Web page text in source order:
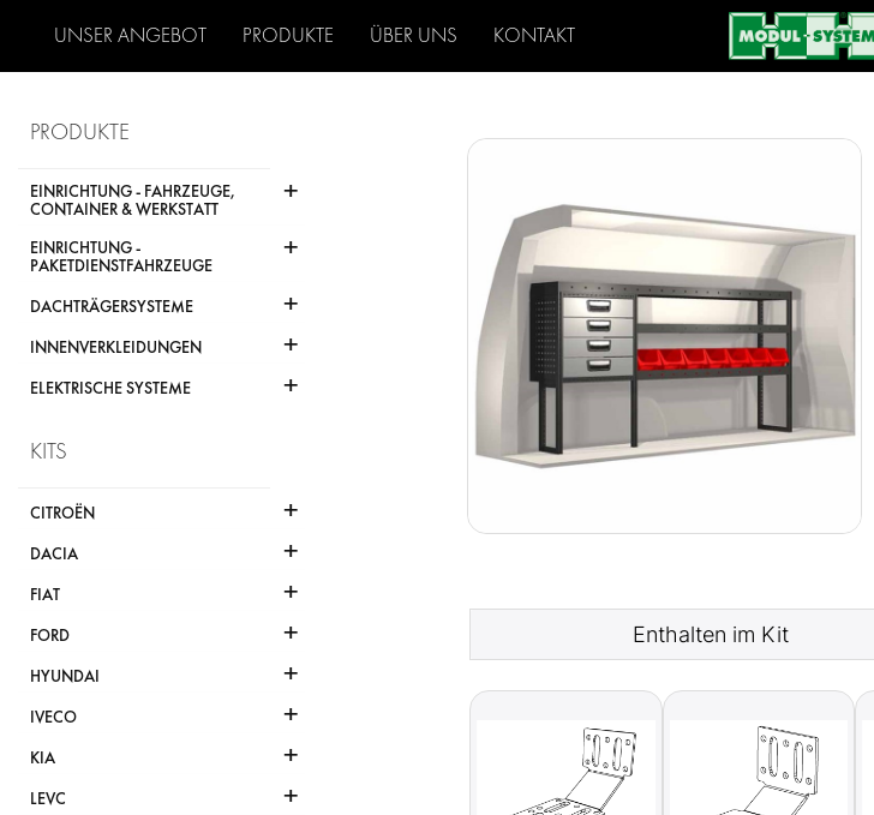
UNSER ANGEBOT PRODUKTE ÜBER UNS KONTAKT
PRODUKTE
EINRICHTUNG - FAHRZEUGE,
CONTAINER & WERKSTATT
+
EINRICHTUNG -
PAKETDIENSTFAHRZEUGE
+
DACHTRÄGERSYSTEME +
INNENVERKLEIDUNGEN +
ELEKTRISCHE SYSTEME +
KITS
CITROËN +
DACIA +
FIAT +
FORD +
HYUNDAI +
IVECO +
KIA +
LEVC +
Enthalten im Kit